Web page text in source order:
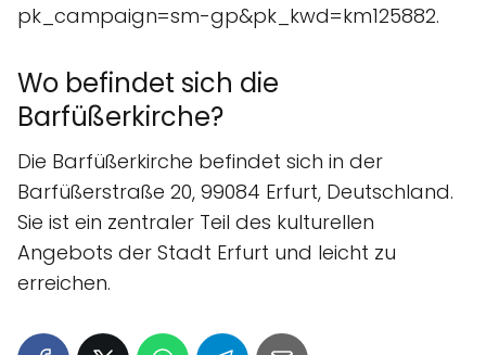
pk_campaign=sm-gp&pk_kwd=km125882.
Wo befindet sich die
Barfüßerkirche?
Die Barfüßerkirche befindet sich in der
Barfüßerstraße 20, 99084 Erfurt, Deutschland.
Sie ist ein zentraler Teil des kulturellen
Angebots der Stadt Erfurt und leicht zu
erreichen.